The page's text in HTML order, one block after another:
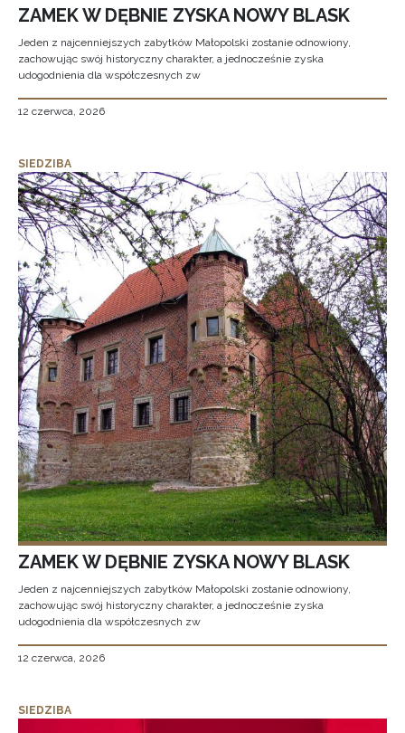
ZAMEK W DĘBNIE ZYSKA NOWY BLASK
Jeden z najcenniejszych zabytków Małopolski zostanie odnowiony,
zachowując swój historyczny charakter, a jednocześnie zyska
udogodnienia dla współczesnych zw
12 czerwca, 2026
SIEDZIBA
ZAMEK W DĘBNIE ZYSKA NOWY BLASK
Jeden z najcenniejszych zabytków Małopolski zostanie odnowiony,
zachowując swój historyczny charakter, a jednocześnie zyska
udogodnienia dla współczesnych zw
12 czerwca, 2026
SIEDZIBA